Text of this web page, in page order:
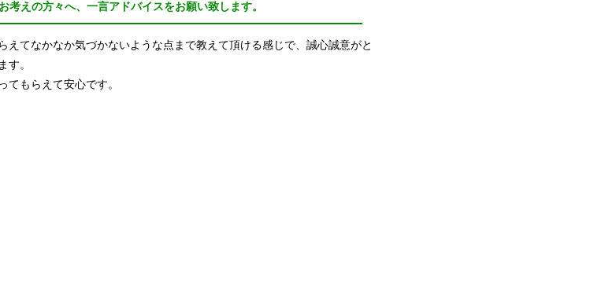
考えの方々へ、一言アドバイスをお願い致します。
えてなかなか気づかないような点まで教えて頂ける感じで、誠心誠意がと
す。
てもらえて安心です。